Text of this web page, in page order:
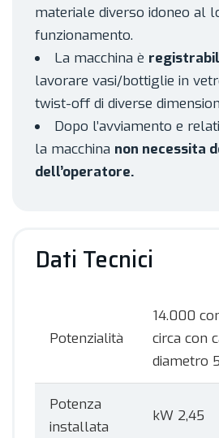
materiale diverso idoneo al
funzionamento.
La macchina è
lavorare vasi/bottiglie in
twist-off di diverse
Dopo l’avviamento e
la macchina non necessita
dell’operatore.
Dati Tecnici
Potenzialità
14.000
circa con
diametro
Potenza
installata
kW 2,45